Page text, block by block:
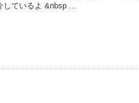
ているよ &nbsp ...